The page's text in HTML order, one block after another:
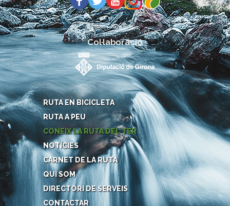
Col·laboració
RUTA EN BICICLETA
RUTA A PEU
CONEIX LA RUTA DEL TER
NOTÍCIES
CARNET DE LA RUTA
QUI SOM
DIRECTORI DE SERVEIS
CONTACTAR